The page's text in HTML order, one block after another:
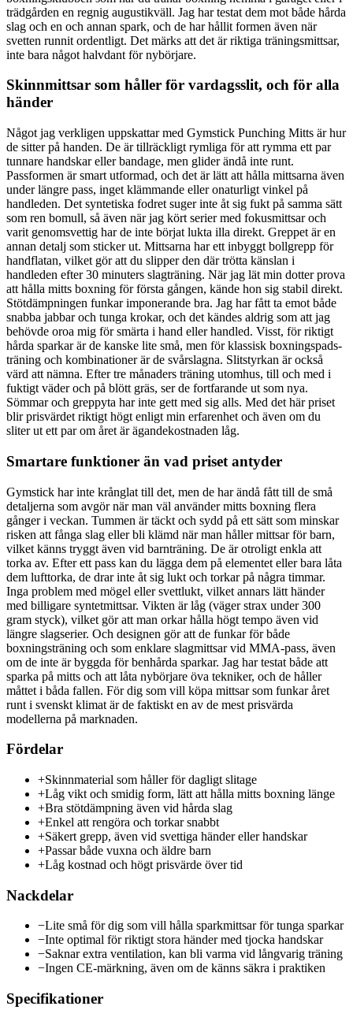
trädgården en regnig augustikväll. Jag har testat dem mot både hårda
slag och en och annan spark, och de har hållit formen även när
svetten runnit ordentligt. Det märks att det är riktiga träningsmittsar,
inte bara något halvdant för nybörjare.
Skinnmittsar som håller för vardagsslit, och för alla
händer
Något jag verkligen uppskattar med Gymstick Punching Mitts är hur
de sitter på handen. De är tillräckligt rymliga för att rymma ett par
tunnare handskar eller bandage, men glider ändå inte runt.
Passformen är smart utformad, och det är lätt att hålla mittsarna även
under längre pass, inget klämmande eller onaturligt vinkel på
handleden. Det syntetiska fodret suger inte åt sig fukt på samma sätt
som ren bomull, så även när jag kört serier med fokusmittsar och
varit genomsvettig har de inte börjat lukta illa direkt. Greppet är en
annan detalj som sticker ut. Mittsarna har ett inbyggt bollgrepp för
handflatan, vilket gör att du slipper den där trötta känslan i
handleden efter 30 minuters slagträning. När jag lät min dotter prova
att hålla mitts boxning för första gången, kände hon sig stabil direkt.
Stötdämpningen funkar imponerande bra. Jag har fått ta emot både
snabba jabbar och tunga krokar, och det kändes aldrig som att jag
behövde oroa mig för smärta i hand eller handled. Visst, för riktigt
hårda sparkar är de kanske lite små, men för klassisk boxningspads-
träning och kombinationer är de svårslagna. Slitstyrkan är också
värd att nämna. Efter tre månaders träning utomhus, till och med i
fuktigt väder och på blött gräs, ser de fortfarande ut som nya.
Sömmar och greppyta har inte gett med sig alls. Med det här priset
blir prisvärdet riktigt högt enligt min erfarenhet och även om du
sliter ut ett par om året är ägandekostnaden låg.
Smartare funktioner än vad priset antyder
Gymstick har inte krånglat till det, men de har ändå fått till de små
detaljerna som avgör när man väl använder mitts boxning flera
gånger i veckan. Tummen är täckt och sydd på ett sätt som minskar
risken att fånga slag eller bli klämd när man håller mittsar för barn,
vilket känns tryggt även vid barnträning. De är otroligt enkla att
torka av. Efter ett pass kan du lägga dem på elementet eller bara låta
dem lufttorka, de drar inte åt sig lukt och torkar på några timmar.
Inga problem med mögel eller svettlukt, vilket annars lätt händer
med billigare syntetmittsar. Vikten är låg (väger strax under 300
gram styck), vilket gör att man orkar hålla högt tempo även vid
längre slagserier. Och designen gör att de funkar för både
boxningsträning och som enklare slagmittsar vid MMA-pass, även
om de inte är byggda för benhårda sparkar. Jag har testat både att
sparka på mitts och att låta nybörjare öva tekniker, och de håller
måttet i båda fallen. För dig som vill köpa mittsar som funkar året
runt i svenskt klimat är de faktiskt en av de mest prisvärda
modellerna på marknaden.
Fördelar
+Skinnmaterial som håller för dagligt slitage
+Låg vikt och smidig form, lätt att hålla mitts boxning länge
+Bra stötdämpning även vid hårda slag
+Enkel att rengöra och torkar snabbt
+Säkert grepp, även vid svettiga händer eller handskar
+Passar både vuxna och äldre barn
+Låg kostnad och högt prisvärde över tid
Nackdelar
−Lite små för dig som vill hålla sparkmittsar för tunga sparkar
−Inte optimal för riktigt stora händer med tjocka handskar
−Saknar extra ventilation, kan bli varma vid långvarig träning
−Ingen CE-märkning, även om de känns säkra i praktiken
Specifikationer